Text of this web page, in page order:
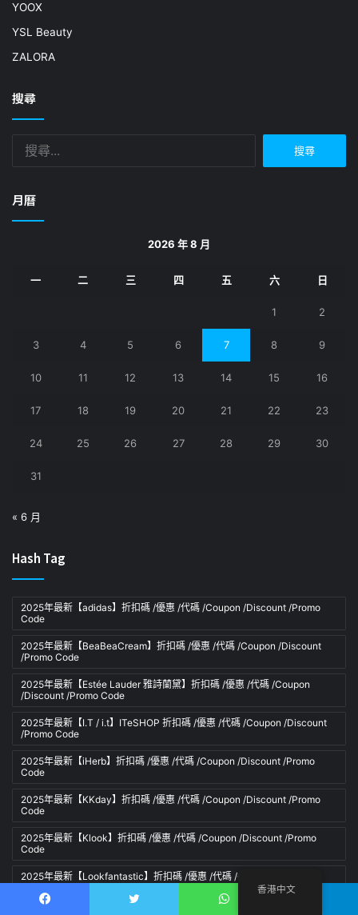
YOOX
YSL Beauty
ZALORA
搜尋
月曆
2026 年 8 月
一 二 三 四 五 六 日
1 2
3 4 5 6 7 8 9
10 11 12 13 14 15 16
17 18 19 20 21 22 23
24 25 26 27 28 29 30
31
« 6 月
Hash Tag
2025年最新【adidas】折扣碼 /優惠 /代碼 /Coupon /Discount /Promo
Code
2025年最新【BeaBeaCream】折扣碼 /優惠 /代碼 /Coupon /Discount
/Promo Code
2025年最新【Estée Lauder 雅詩蘭黛】折扣碼 /優惠 /代碼 /Coupon
/Discount /Promo Code
2025年最新【I.T / i.t】ITeSHOP 折扣碼 /優惠 /代碼 /Coupon /Discount
/Promo Code
2025年最新【iHerb】折扣碼 /優惠 /代碼 /Coupon /Discount /Promo
Code
2025年最新【KKday】折扣碼 /優惠 /代碼 /Coupon /Discount /Promo
Code
2025年最新【Klook】折扣碼 /優惠 /代碼 /Coupon /Discount /Promo
Code
2025年最新【Lookfantastic】折扣碼 /優惠 /代碼 /Coupon /Discount
香港中文